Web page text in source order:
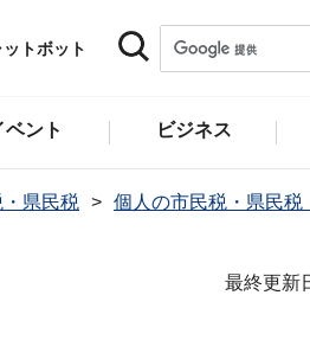
トボット
ント ビジネス
県民税 個人の市民税・県民税
最終更新